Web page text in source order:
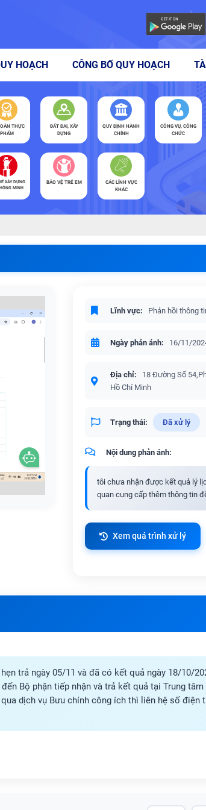
HOẠCH CÔNG BỐ QUY HOẠCH
THỰC
PHẨM
ĐẤT ĐAI, XÂY
DỰNG
QUY ĐỊNH HÀNH
CHÍNH
CÔNG VỤ, CÔNG
CHỨC
XÂY DỰNG
MINH
BẢO VỆ TRẺ EM
CÁC LĨNH VỰC
KHÁC
Lĩnh vực: Phản hồi thông
Ngày phản ánh: 16/11/
Địa chỉ:
18 Đường Số
Hồ Chí Minh
Trạng thái: Đã xử lý
Nội dung phản ánh:
tôi chưa nhận được kết quả lý
quan cung cấp thêm thông tin
Xem quá trình xử lý
trả ngày 05/11 và đã có kết quả ngày 18/10/
Bộ phận tiếp nhận và trả kết quả tại Trung
dịch vụ Bưu chính công ích thì liên hệ số điện